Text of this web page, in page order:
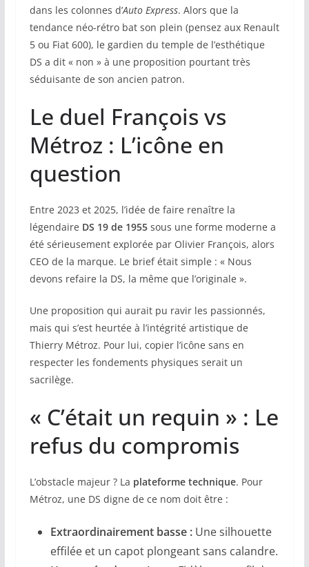
dans les colonnes d’Auto Express. Alors que la
tendance néo-rétro bat son plein (pensez aux Renault
5 ou Fiat 600), le gardien du temple de l’esthétique
DS a dit « non » à une proposition pourtant très
séduisante de son ancien patron.
Le duel François vs
Métroz : L’icône en
question
Entre 2023 et 2025, l’idée de faire renaître la
légendaire DS 19 de 1955sous une forme moderne a
été sérieusement explorée par Olivier François, alors
CEO de la marque. Le brief était simple : « Nous
devons refaire la DS, la même que l’originale ».
Une proposition qui aurait pu ravir les passionnés,
mais qui s’est heurtée à l’intégrité artistique de
Thierry Métroz. Pour lui, copier l’icône sans en
respecter les fondements physiques serait un
sacrilège.
« C’était un requin » : Le
refus du compromis
L’obstacle majeur ? La plateforme technique. Pour
Métroz, une DS digne de ce nom doit être :
Extraordinairement basse :Une silhouette
effilée et un capot plongeant sans calandre.